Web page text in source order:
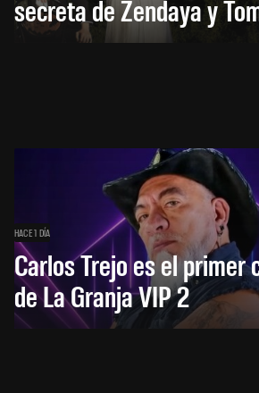
secreta de Zendaya y
HACE 1 DÍA
Carlos Trejo es el primer
de La Granja VIP 2